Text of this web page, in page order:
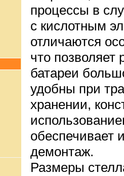
процессы в
с кислотным
отличаются
что позволяет
батареи
удобны при
хранении,
обеспечивает
демонтаж.
Размеры